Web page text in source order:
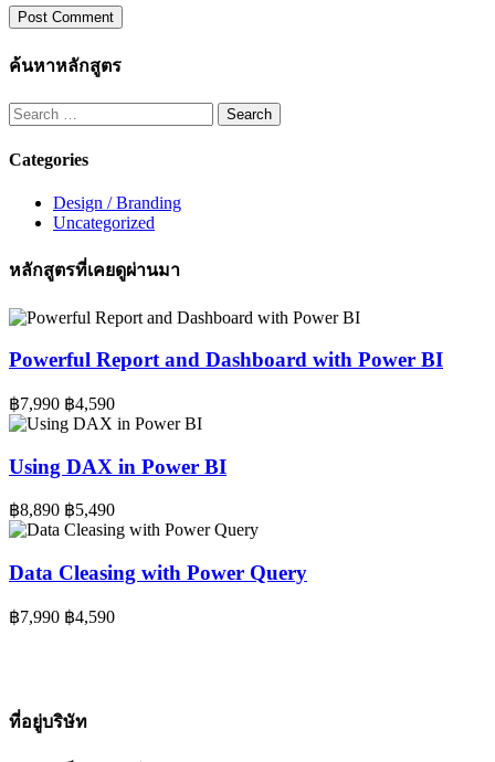
ค้นหาหลักสูตร
Search
for:
Categories
Design / Branding
Uncategorized
หลักสูตรที่เคยดูผ่านมา
Powerful Report and Dashboard with Power BI
฿7,990 ฿4,590
Using DAX in Power BI
฿8,890 ฿5,490
Data Cleasing with Power Query
฿7,990 ฿4,590
ที่อยู่บริษัท